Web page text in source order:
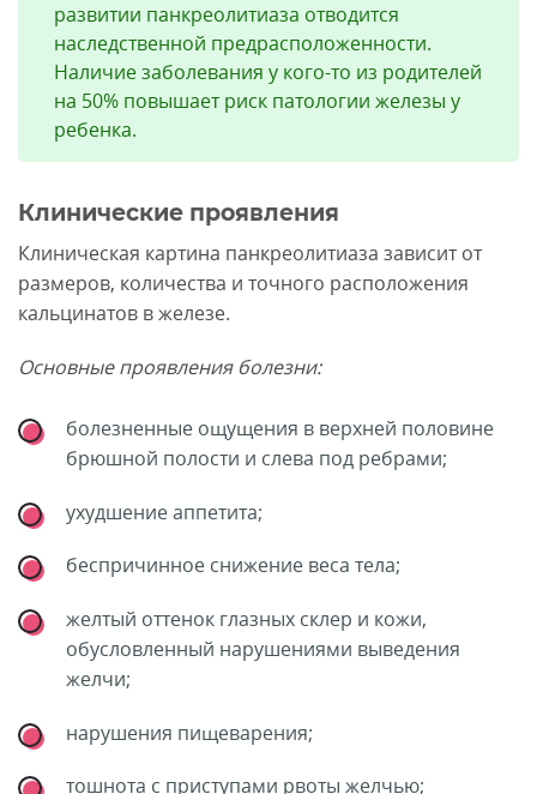
развитии панкреолитиаза отводится
наследственной предрасположенности.
Наличие заболевания у кого-то из родителей
на 50% повышает риск патологии железы у
ребенка.
Клинические проявления
Клиническая картина панкреолитиаза зависит от
размеров, количества и точного расположения
кальцинатов в железе.
Основные проявления болезни:
болезненные ощущения в верхней половине
брюшной полости и слева под ребрами;
ухудшение аппетита;
беспричинное снижение веса тела;
желтый оттенок глазных склер и кожи,
обусловленный нарушениями выведения
желчи;
нарушения пищеварения;
тошнота с приступами рвоты желчью;